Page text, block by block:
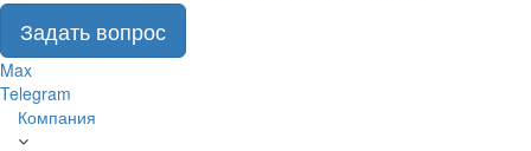
Задать вопрос
Max
Telegram
Компания